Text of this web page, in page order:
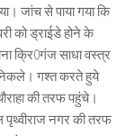
जांच से पाया गया कि
को ड्राईडे होने के
क्रि0गंज साधा वस्त्र
गश्त करते हुये
की तरफ पहुंचे।
नगर की तरफ